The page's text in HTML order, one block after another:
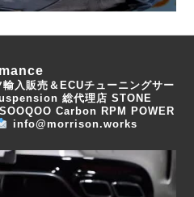
入販売＆ECUチューニングサー
総代理店 STONE
SOOQOO Carbon RPM POWER
info@morrison.works